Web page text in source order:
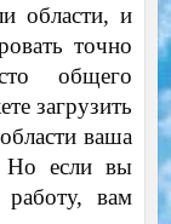
области, и
точно
общего
загрузить
ваша
Но если вы
работу, вам